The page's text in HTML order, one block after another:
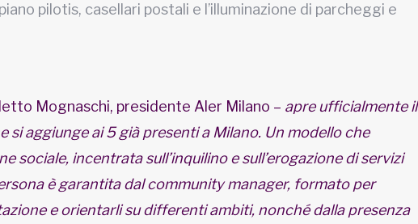
pilotis, casellari postali e l’illuminazione di parcheggi e
Mognaschi, presidente Aler Milano – apre ufficialmente il
si aggiunge ai 5 già presenti a Milano. Un modello che
sociale, incentrata sull’inquilino e sull’erogazione di servizi
è garantita dal community manager, formato per
e orientarli su differenti ambiti, nonché dalla presenza